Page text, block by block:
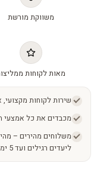
משווקת מורשת
מאות לקוחות
שירות לקוחות
מכבדים את כל אמצעי
ליעדים רגילים ועד 5 ימי עסקים ליעדים מרוחקים